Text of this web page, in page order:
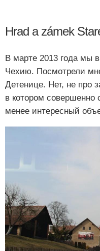
Hrad a zámek
В марте 2013 года мы
Чехию. Посмотрели
Детенице. Нет, не про
в котором совершенно
менее интересный